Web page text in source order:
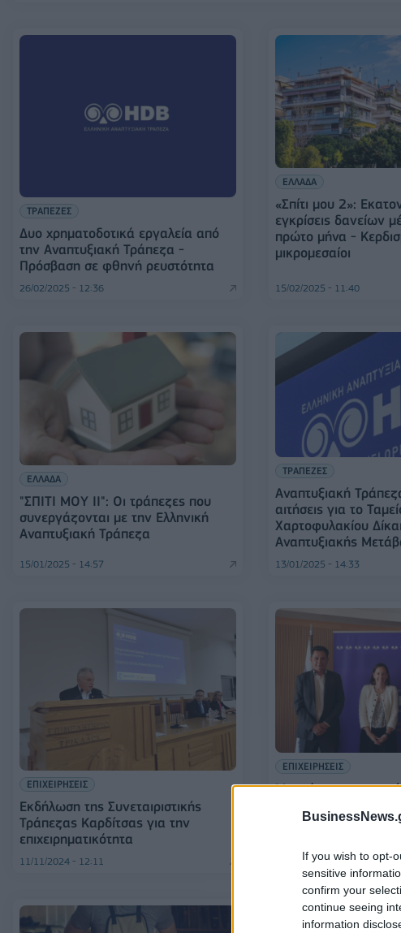
If you wish to opt-
sensitive
confirm your
continue seeing
information
ΤΡΑΠΕΖΕΣ
Δυο χρηματοδοτικά εργαλεία από
την Αναπτυξιακή Τράπεζα -
Πρόσβαση σε φθηνή ρευστότητα
26/02/2025 - 12:36
ΕΛΛΑΔΑ
«Σπίτι μου 2»:
εγκρίσεις δανείων
πρώτο μήνα -
μικρομεσαίοι
15/02/2025 - 11:40
ΕΛΛΑΔΑ
"ΣΠΙΤΙ ΜΟΥ ΙΙ": Οι τράπεζες που
συνεργάζονται με την Ελληνική
Αναπτυξιακή Τράπεζα
15/01/2025 - 14:57
ΤΡΑΠΕΖΕΣ
Αναπτυξιακή
αιτήσεις για το
Χαρτοφυλακίου
Αναπτυξιακής
13/01/2025 - 14:33
ΕΠΙΧΕΙΡΗΣΕΙΣ
Eκδήλωση της Συνεταιριστικής
Τράπεζας Καρδίτσας για την
επιχειρηματικότητα
11/11/2024 - 12:11
ΕΠΙΧΕΙΡΗΣΕΙΣ
Μνημόνιο
και του ΟΕΕ
16/07/2024 - 17:15